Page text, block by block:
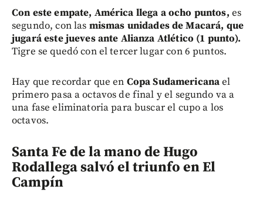
Con este empate, América llega a ocho puntos, es
segundo, con las mismas unidades de Macará, que
jugará este jueves ante Alianza Atlético (1 punto).
Tigre se quedó con el tercer lugar con 6 puntos.
Hay que recordar que en Copa Sudamericanael
primero pasa a octavos de final y el segundo va a
una fase eliminatoria para buscar el cupo a los
octavos.
Santa Fe de la mano de Hugo
Rodallega salvó el triunfo en El
Campín